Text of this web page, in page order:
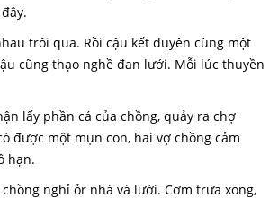
trôi qua. Rồi cậu kết duyên cùng một
cũng thạo nghề đan lưới. Mỗi lúc thuyền
lấy phần cá của chồng, quảy ra chợ
được một mụn con, hai vợ chồng cảm
hạn.
nghỉ ỏr nhà vá lưới. Cơm trưa xong,